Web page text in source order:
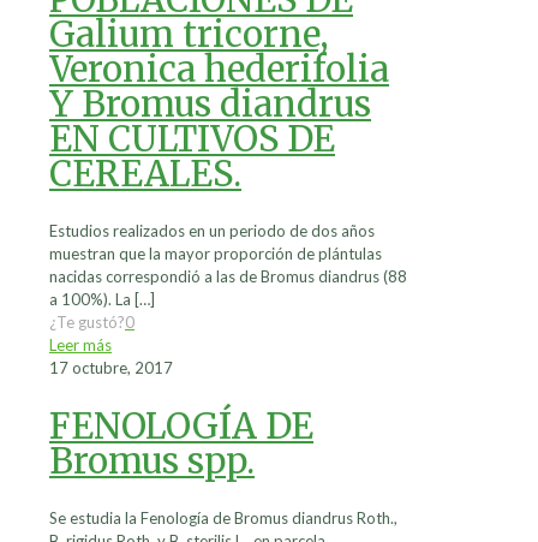
Galium tricorne,
Veronica hederifolia
Y Bromus diandrus
EN CULTIVOS DE
CEREALES.
Estudios realizados en un periodo de dos años
muestran que la mayor proporción de plántulas
nacidas correspondió a las de Bromus diandrus (88
a 100%). La […]
¿Te gustó?0
Leer más
17 octubre, 2017
FENOLOGÍA DE
Bromus spp.
Se estudia la Fenología de Bromus diandrus Roth.,